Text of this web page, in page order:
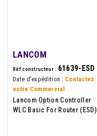
LANCOM
Réf constructeur : 61639-ESD
Date d'expédition : Contactez
votre Commercial
Lancom Option Controller
WLC Basic For Router (ESD)